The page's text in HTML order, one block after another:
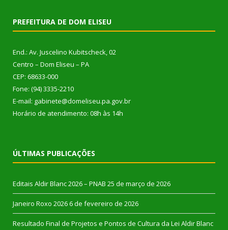
PREFEITURA DE DOM ELISEU
End.: Av. Juscelino Kubitscheck, 02
Centro – Dom Eliseu – PA
CEP: 68633-000
Fone: (94) 3335-2210
E-mail: gabinete@domeliseu.pa.gov.br
Horário de atendimento: 08h às 14h
ÚLTIMAS PUBLICAÇÕES
Editais Aldir Blanc 2026 – PNAB 25 de março de 2026
Janeiro Roxo 2026 6 de fevereiro de 2026
Resultado Final de Projetos e Pontos de Cultura da Lei Aldir Blanc